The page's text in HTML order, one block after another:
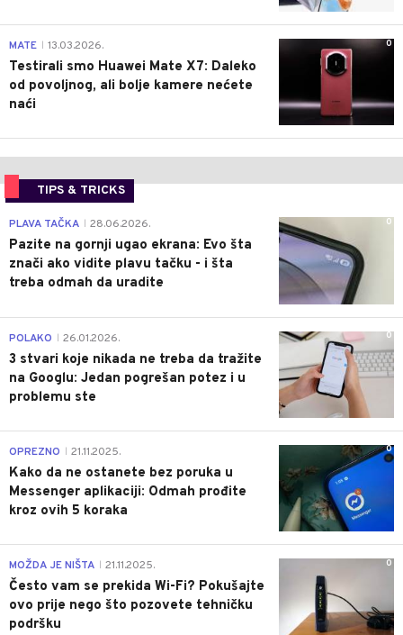
0
MATE 13.03.2026.
Testirali smo Huawei Mate X7: Daleko
od povoljnog, ali bolje kamere nećete
naći
TIPS & TRICKS
0
PLAVA TAČKA 28.06.2026.
Pazite na gornji ugao ekrana: Evo šta
znači ako vidite plavu tačku - i šta
treba odmah da uradite
0
POLAKO 26.01.2026.
3 stvari koje nikada ne treba da tražite
na Googlu: Jedan pogrešan potez i u
problemu ste
0
OPREZNO 21.11.2025.
Kako da ne ostanete bez poruka u
Messenger aplikaciji: Odmah prođite
kroz ovih 5 koraka
0
MOŽDA JE NIŠTA 21.11.2025.
Često vam se prekida Wi-Fi? Pokušajte
ovo prije nego što pozovete tehničku
podršku